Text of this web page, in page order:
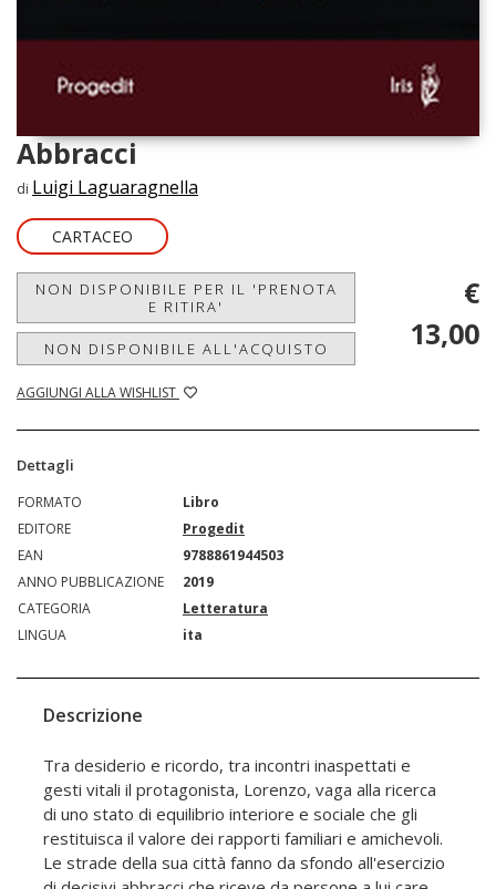
Abbracci
di Luigi Laguaragnella
CARTACEO
NON DISPONIBILE PER IL 'PRENOTA
E RITIRA'
NON DISPONIBILE ALL'ACQUISTO
AGGIUNGI ALLA WISHLIST
€
13,00
Dettagli
FORMATO
Libro
EDITORE
Progedit
EAN
9788861944503
ANNO PUBBLICAZIONE
2019
CATEGORIA
Letteratura
LINGUA
ita
Descrizione
Tra desiderio e ricordo, tra incontri inaspettati e
gesti vitali il protagonista, Lorenzo, vaga alla ricerca
di uno stato di equilibrio interiore e sociale che gli
restituisca il valore dei rapporti familiari e amichevoli.
Le strade della sua città fanno da sfondo all'esercizio